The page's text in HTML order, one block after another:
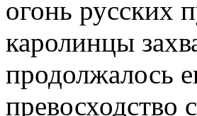
огонь русских
каролинцы
продолжалось
превосходство